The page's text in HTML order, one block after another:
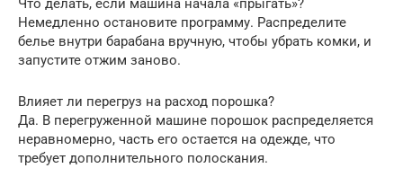
Немедленно остановите программу. Распределите
белье внутри барабана вручную, чтобы убрать комки, и
запустите отжим заново.
Влияет ли перегруз на расход порошка?
Да. В перегруженной машине порошок распределяется
неравномерно, часть его остается на одежде, что
требует дополнительного полоскания.